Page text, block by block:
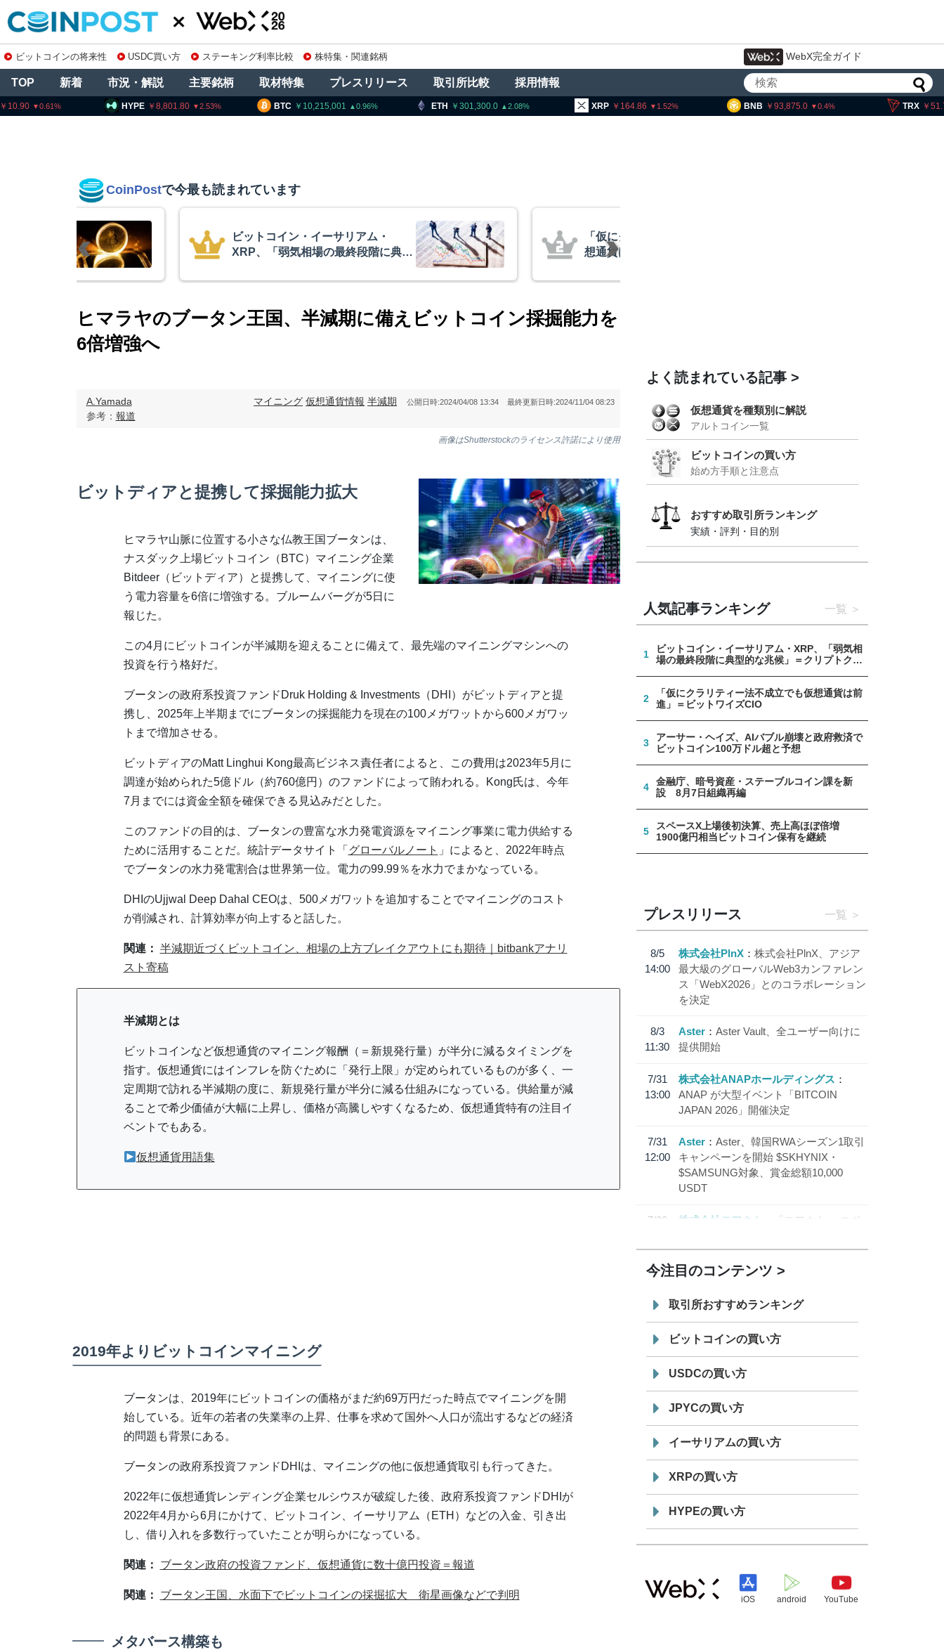
ビットコインの将来性 USDC買い方 ステーキング利率比較 株特集・関連銘柄 WebX完全ガイド
TOP 新着 市況・解説 主要銘柄 取材特集 プレスリリース 取引所比較 採用情報
BTC 10,215,001 0.96 ETH 301,300.0 XRP 164.86 BNB 93,875.0 TRX 51.75
HYPE 8,801.80
CoinPostで今最も読まれています
「仮にクラリティー法不成立でも仮
想通貨は前進」＝ビットワイズCIO
アーサー・ヘイズ、AIバブル崩壊と
政府救済でビットコイン100万ドル
ヒマラヤのブータン王国、半減期に備えビットコイン採掘能力を
6倍増強へ
A.Yamada
参考： 報道
マイニング 仮想通貨情報 半減期 公開日時:2024/04/08 13:34 最終更新日時:2024/11/04 08:23
画像はShutterstockのライセンス許諾により使用
ビットディアと提携して採掘能力拡大
ヒマラヤ山脈に位置する小さな仏教王国ブータンは、
ナスダック上場ビットコイン（BTC）マイニング企業
Bitdeer（ビットディア）と提携して、マイニングに使
う電力容量を6倍に増強する。ブルームバーグが5日に
報じた。
この4月にビットコインが半減期を迎えることに備えて、最先端のマイニングマシンへの
投資を行う格好だ。
ブータンの政府系投資ファンドDruk Holding & Investments（DHI）がビットディアと提
携し、2025年上半期までにブータンの採掘能力を現在の100メガワットから600メガワッ
トまで増加させる。
ビットディアのMatt Linghui Kong最高ビジネス責任者によると、この費用は2023年5月に
調達が始められた5億ドル（約760億円）のファンドによって賄われる。Kong氏は、今年
7月までには資金全額を確保できる見込みだとした。
このファンドの目的は、ブータンの豊富な水力発電資源をマイニング事業に電力供給する
ために活用することだ。統計データサイト「 グローバルノート 」によると、2022年時点
でブータンの水力発電割合は世界第一位。電力の99.99％を水力でまかなっている。
DHIのUjjwal Deep Dahal CEOは、500メガワットを追加することでマイニングのコスト
が削減され、計算効率が向上すると話した。
関連： 半減期近づくビットコイン、相場の上方ブレイクアウトにも期待｜bitbankアナリ
スト寄稿
半減期とは
ビットコインなど仮想通貨のマイニング報酬（＝新規発行量）が半分に減るタイミングを
指す。仮想通貨にはインフレを防ぐために「発行上限」が定められているものが多く、一
定周期で訪れる半減期の度に、新規発行量が半分に減る仕組みになっている。供給量が減
ることで希少価値が大幅に上昇し、価格が高騰しやすくなるため、仮想通貨特有の注目イ
ベントでもある。
仮想通貨用語集
2019年よりビットコインマイニング
ブータンは、2019年にビットコインの価格がまだ約69万円だった時点でマイニングを開
始している。近年の若者の失業率の上昇、仕事を求めて国外へ人口が流出するなどの経済
的問題も背景にある。
ブータンの政府系投資ファンドDHIは、マイニングの他に仮想通貨取引も行ってきた。
2022年に仮想通貨レンディング企業セルシウスが破綻した後、政府系投資ファンドDHIが
2022年4月から6月にかけて、ビットコイン、イーサリアム（ETH）などの入金、引き出
し、借り入れを多数行っていたことが明らかになっている。
関連： ブータン政府の投資ファンド、仮想通貨に数十億円投資＝報道
関連： ブータン王国、水面下でビットコインの採掘拡大 衛星画像などで判明
メタバース構築も
よく読まれている記事
仮想通貨を種類別に解説
アルトコイン一覧
ビットコインの買い方
始め方手順と注意点
おすすめ取引所ランキング
実績・評判・目的別
人気記事ランキング 一覧
1
ビットコイン・イーサリアム・XRP、「弱気相
場の最終段階に典型的な兆候」＝クリプトクア
2
「仮にクラリティー法不成立でも仮想通貨は前
進」＝ビットワイズCIO
3
アーサー・ヘイズ、AIバブル崩壊と政府救済で
ビットコイン100万ドル超と予想
4
金融庁、暗号資産・ステーブルコイン課を新
設 8月7日組織再編
5
スペースX上場後初決算、売上高ほぼ倍増
1900億円相当ビットコイン保有を継続
プレスリリース 一覧
8/5
14:00
株式会社PlnX
株式会社PlnX、アジア
最大級のグローバルWeb3カンファレン
ス「WebX2026」とのコラボレーション
を決定
8/3
11:30
Aster
Aster Vault、全ユーザー向けに
提供開始
7/31
13:00
株式会社ANAPホールディングス
ANAP が大型イベント「BITCOIN
JAPAN 2026」開催決定
7/31
12:00
Aster
Aster、韓国RWAシーズン1取引
キャンペーンを開始 $SKHYNIX・
$SAMSUNG対象、賞金総額10,000
USDT
7/30
株式会社モアクト
「モアクト」 のポ
「 JPYC」を追加
19:30
てステーブルコイン「JPYSC」徹底解
説セミナーを開催
今注目のコンテンツ
取引所おすすめランキング
ビットコインの買い方
USDCの買い方
JPYCの買い方
イーサリアムの買い方
XRPの買い方
HYPEの買い方
iOS android YouTube